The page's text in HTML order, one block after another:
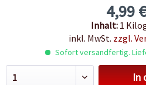
4,99
Inhalt: 1
inkl. MwSt. zzgl.
Sofort versandfertig.
In